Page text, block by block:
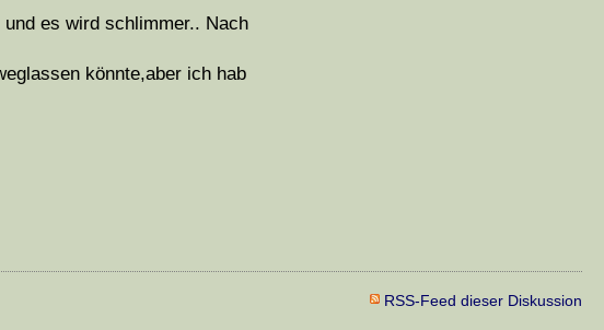
es wird schlimmer.. Nach
könnte,aber ich hab
RSS-Feed dieser Diskussion